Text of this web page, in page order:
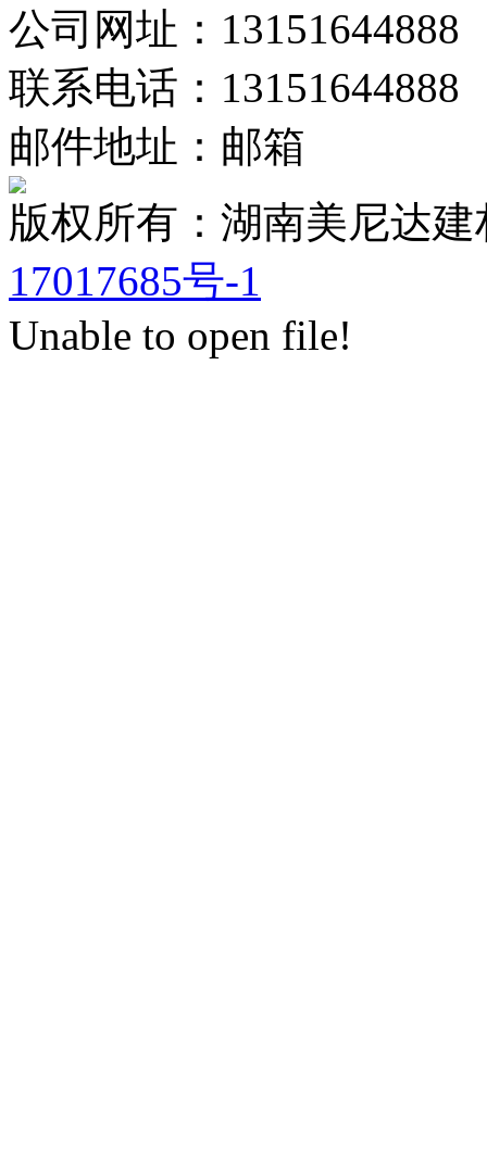
公司网址：13151644888
联系电话：13151644888
邮件地址：邮箱
版权所有：湖南美尼
17017685号-1
Unable to open file!